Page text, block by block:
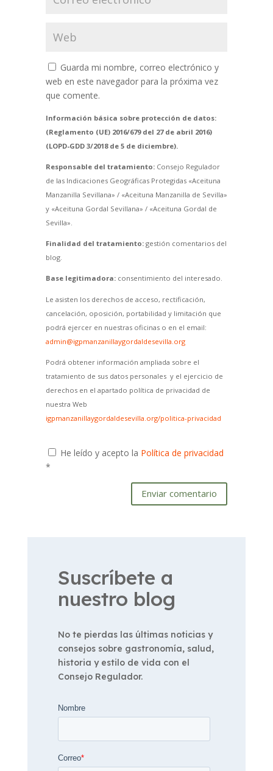
Guarda mi nombre, correo electrónico y
web en este navegador para la próxima vez
que comente.
Información básica sobre protección de datos:
(Reglamento (UE) 2016/679 del 27 de abril 2016)
(LOPD-GDD 3/2018 de 5 de diciembre).
Responsable del tratamiento:Consejo Regulador
de las Indicaciones Geográficas Protegidas «Aceituna
Manzanilla Sevillana» / «Aceituna Manzanilla de Sevilla»
y «Aceituna Gordal Sevillana» / «Aceituna Gordal de
Sevilla».
Finalidad del tratamiento:gestión comentarios del
blog.
Base legitimadora:consentimiento del interesado.
Le asisten los derechos de acceso, rectificación,
cancelación, oposición, portabilidad y limitación que
podrá ejercer en nuestras oficinas o en el email:
admin@igpmanzanillaygordaldesevilla.org
Podrá obtener información ampliada sobre el
tratamiento de sus datos personales y el ejercicio de
derechos en el apartado política de privacidad de
nuestra Web
igpmanzanillaygordaldesevilla.org/politica-privacidad
He leído y acepto la Política de privacidad
*
Enviar comentario
Suscríbete a
nuestro blog
No te pierdas las últimas noticias y
consejos sobre gastronomía, salud,
historia y estilo de vida con el
Consejo Regulador.